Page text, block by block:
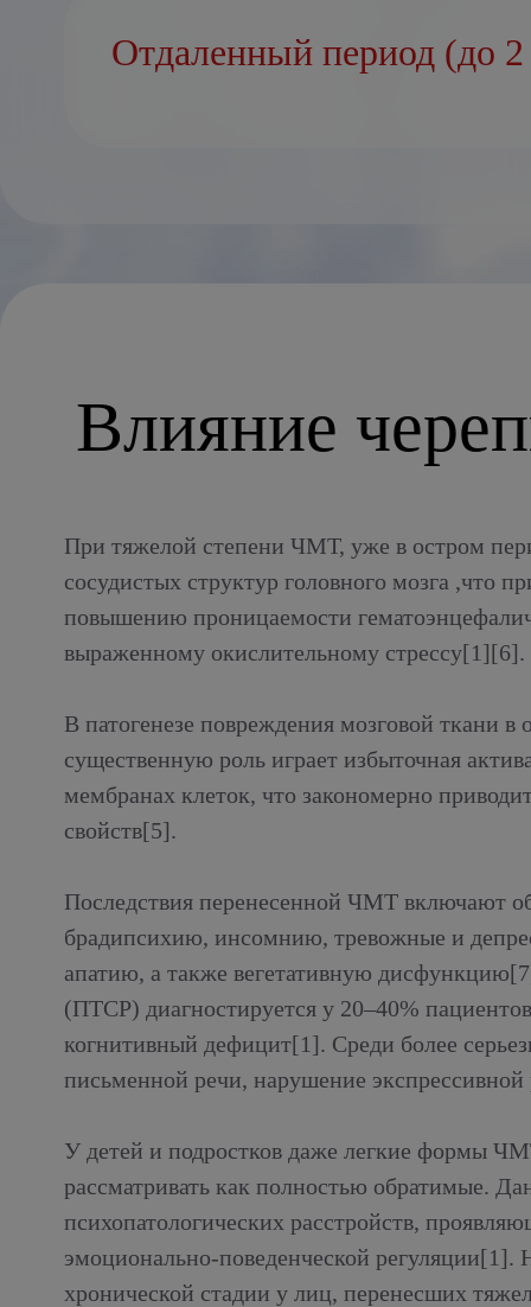
Отдаленный период (до 2
Влияние
При тяжелой степени ЧМТ, уже в остром
сосудистых структур головного мозга ,что
повышению проницаемости
выраженному окислительному стрессу[1][6].
В патогенезе повреждения мозговой ткани
существенную роль играет избыточная
мембранах клеток, что закономерно
свойств[5].
Последствия перенесенной ЧМТ включают
брадипсихию, инсомнию, тревожные и
апатию, а также вегетативную
(ПТСР) диагностируется у 20–40%
когнитивный дефицит[1]. Среди более
письменной речи, нарушение
У детей и подростков даже легкие формы
рассматривать как полностью обратимые.
психопатологических расстройств,
эмоционально-поведенческой
хронической стадии у лиц, перенесших